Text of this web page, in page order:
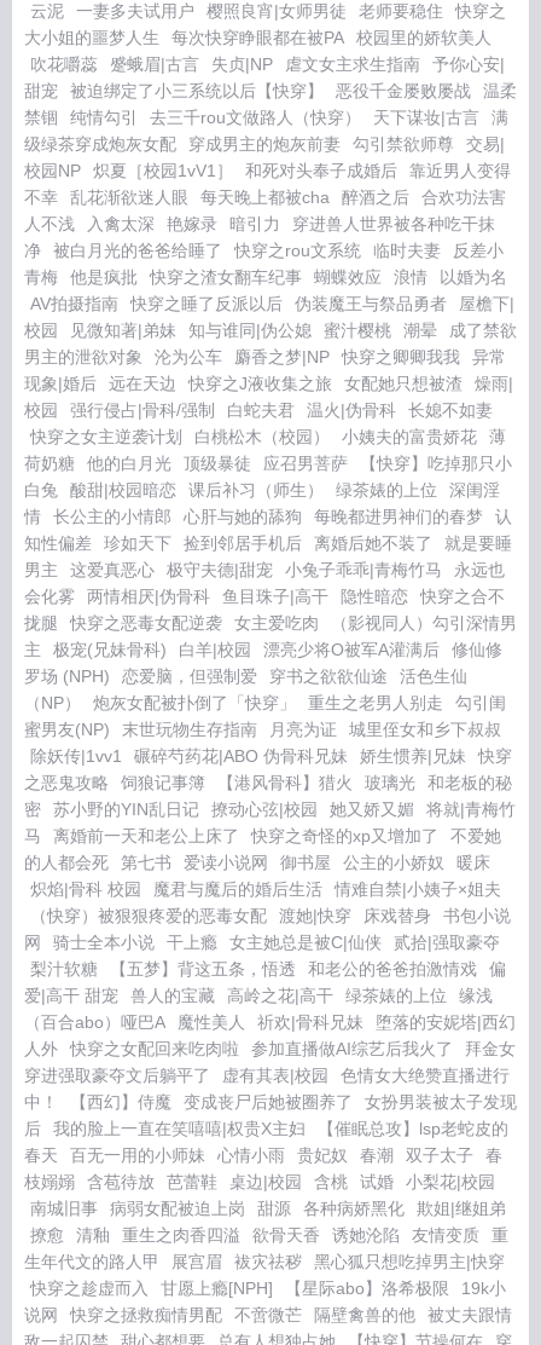
云泥
一妻多夫试用户 樱照良宵|女师男徒 老师要稳住
快穿之
大小姐的噩梦人生
每次快穿睁眼都在被PA
校园里的娇软美人
吹花嚼蕊
蹙蛾眉|古言 失贞|NP 虐文女主求生指南
予你心安|
甜宠
被迫绑定了小三系统以后【快穿】 恶役千金屡败屡战
温柔
禁锢
纯情勾引 去三千rou文做路人（快穿） 天下谋妆|古言
满
级绿茶穿成炮灰女配
穿成男主的炮灰前妻 勾引禁欲师尊
交易|
校园NP
炽夏［校园1vV1］ 和死对头奉子成婚后
靠近男人变得
不幸
乱花渐欲迷人眼 每天晚上都被cha 醉酒之后
合欢功法害
人不浅
入禽太深 艳嫁录 暗引力
穿进兽人世界被各种吃干抹
净
被白月光的爸爸给睡了 快穿之rou文系统 临时夫妻
反差小
青梅
他是疯批 快穿之渣女翻车纪事 蝴蝶效应 浪情
以婚为名
AV拍摄指南
快穿之睡了反派以后 伪装魔王与祭品勇者
屋檐下|
校园
见微知著|弟妹 知与谁同|伪公媳 蜜汁樱桃 潮晕
成了禁欲
男主的泄欲对象
沦为公车 麝香之梦|NP 快穿之卿卿我我
异常
现象|婚后
远在天边 快穿之J液收集之旅 女配她只想被渣
燥雨|
校园
强行侵占|骨科/强制 白蛇夫君 温火|伪骨科
长媳不如妻
快穿之女主逆袭计划
白桃松木（校园） 小姨夫的富贵娇花
薄
荷奶糖
他的白月光 顶级暴徒 应召男菩萨
【快穿】吃掉那只小
白兔
酸甜|校园暗恋 课后补习（师生） 绿茶婊的上位
深闺淫
情
长公主的小情郎 心肝与她的舔狗 每晚都进男神们的春梦
认
知性偏差
珍如天下 捡到邻居手机后 离婚后她不装了
就是要睡
男主
这爱真恶心 极守夫德|甜宠 小兔子乖乖|青梅竹马
永远也
会化雾
两情相厌|伪骨科 鱼目珠子|高干 隐性暗恋
快穿之合不
拢腿
快穿之恶毒女配逆袭 女主爱吃肉
（影视同人）勾引深情男
主
极宠(兄妹骨科) 白羊|校园 漂亮少将O被军A灌满后
修仙修
罗场 (NPH)
恋爱脑，但强制爱 穿书之欲欲仙途
活色生仙
（NP）
炮灰女配被扑倒了「快穿」 重生之老男人别走
勾引闺
蜜男友(NP)
末世玩物生存指南 月亮为证
城里侄女和乡下叔叔
除妖传|1vv1
碾碎芍药花|ABO 伪骨科兄妹 娇生惯养|兄妹
快穿
之恶鬼攻略
饲狼记事簿 【港风骨科】猎火 玻璃光
和老板的秘
密
苏小野的YIN乱日记 撩动心弦|校园 她又娇又媚
将就|青梅竹
马
离婚前一天和老公上床了 快穿之奇怪的xp又增加了
不爱她
的人都会死
第七书 爱读小说网 御书屋 公主的小娇奴
暖床
炽焰|骨科 校园
魔君与魔后的婚后生活
情难自禁|小姨子×姐夫
（快穿）被狠狠疼爱的恶毒女配
渡她|快穿 床戏替身
书包小说
网
骑士全本小说 干上瘾 女主她总是被C|仙侠
贰拾|强取豪夺
梨汁软糖
【五梦】背这五条，悟透 和老公的爸爸拍激情戏
偏
爱|高干 甜宠
兽人的宝藏 高岭之花|高干 绿茶婊的上位
缘浅
（百合abo）哑巴A
魔性美人 祈欢|骨科兄妹
堕落的安妮塔|西幻
人外
快穿之女配回来吃肉啦 参加直播做AI综艺后我火了
拜金女
穿进强取豪夺文后躺平了
虚有其表|校园
色情女大绝赞直播进行
中！
【西幻】侍魔 变成丧尸后她被圈养了
女扮男装被太子发现
后
我的脸上一直在笑嘻嘻|权贵X主妇
【催眠总攻】lsp老蛇皮的
春天
百无一用的小师妹 心情小雨 贵妃奴 春潮 双子太子
春
枝嫋嫋
含苞待放 芭蕾鞋 桌边|校园 含桃 试婚
小梨花|校园
南城旧事
病弱女配被迫上岗 甜源 各种病娇黑化
欺姐|继姐弟
撩愈
清釉 重生之肉香四溢 欲骨天香 诱她沦陷 友情变质
重
生年代文的路人甲
展宫眉 袚灾祛秽
黑心狐只想吃掉男主|快穿
快穿之趁虚而入
甘愿上瘾[NPH] 【星际abo】洛希极限
19k小
说网
快穿之拯救痴情男配 不啻微芒 隔壁禽兽的他
被丈夫跟情